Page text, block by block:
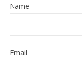
Name
Email